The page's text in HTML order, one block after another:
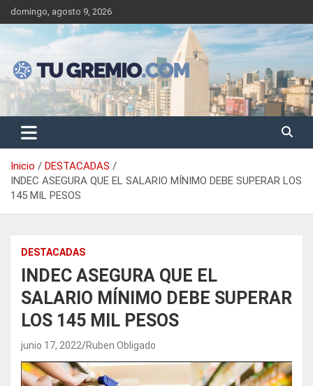
Saltar
al
contenido
domingo, agosto 9, 2026
Tu Gremio
Sitio de noticias gremiales – laborales
Inicio
DESTACADAS
INDEC ASEGURA QUE EL SALARIO MÍNIMO DEBE SUPERAR LOS
145 MIL PESOS
DESTACADAS
INDEC ASEGURA QUE EL
SALARIO MÍNIMO DEBE SUPERAR
LOS 145 MIL PESOS
junio 17, 2022 Ruben Obligado